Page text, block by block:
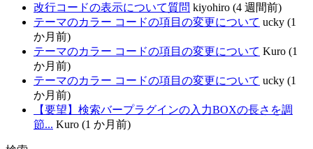
改行コードの表示について質問 kiyohiro (4 週間前)
テーマのカラー コードの項目の変更について ucky (1
か月前)
テーマのカラー コードの項目の変更について Kuro (1
か月前)
テーマのカラー コードの項目の変更について ucky (1
か月前)
【要望】検索バープラグインの入力BOXの長さを調
節... Kuro (1 か月前)